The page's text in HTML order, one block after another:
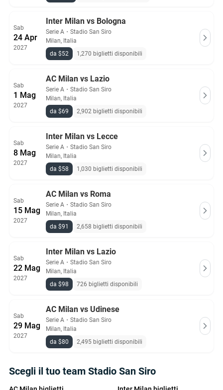
Sab
24 Apr
2027
Inter Milan vs Bologna
Serie A ・ Stadio San Siro
Milan, Italia
da $52
1,270 biglietti disponibili
Sab
1 Mag
2027
AC Milan vs Lazio
Serie A ・ Stadio San Siro
Milan, Italia
da $69
2,902 biglietti disponibili
Sab
8 Mag
2027
Inter Milan vs Lecce
Serie A ・ Stadio San Siro
Milan, Italia
da $58
1,030 biglietti disponibili
Sab
15 Mag
2027
AC Milan vs Roma
Serie A ・ Stadio San Siro
Milan, Italia
da $91
2,658 biglietti disponibili
Sab
22 Mag
2027
Inter Milan vs Lazio
Serie A ・ Stadio San Siro
Milan, Italia
da $98
726 biglietti disponibili
Sab
29 Mag
2027
AC Milan vs Udinese
Serie A ・ Stadio San Siro
Milan, Italia
da $80
2,495 biglietti disponibili
Scegli il tuo team Stadio San Siro